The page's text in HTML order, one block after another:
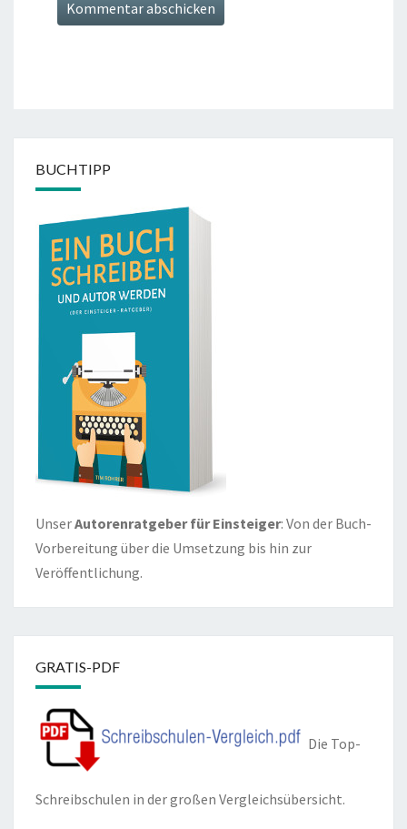
BUCHTIPP
UnserAutorenratgeber für Einsteiger: Von der Buch-
Vorbereitung über die Umsetzung bis hin zur
Veröffentlichung.
GRATIS-PDF
Die Top-
Schreibschulen in der großen Vergleichsübersicht.